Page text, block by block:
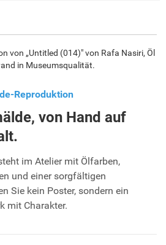
von „Untitled (014)" von Rafa Nasiri, Öl
in Museumsqualität.
Reproduktion
von Hand auf
im Atelier mit Ölfarben,
und einer sorgfältigen
Sie kein Poster, sondern ein
mit Charakter.